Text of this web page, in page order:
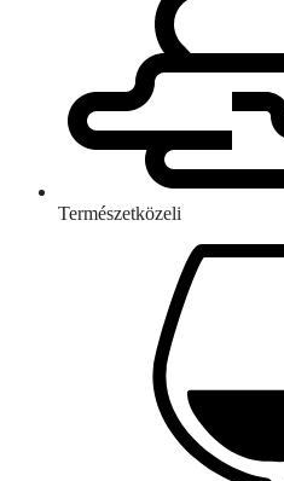
Természetközeli